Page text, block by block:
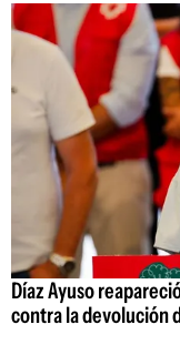
Díaz Ayuso
contra la devolución